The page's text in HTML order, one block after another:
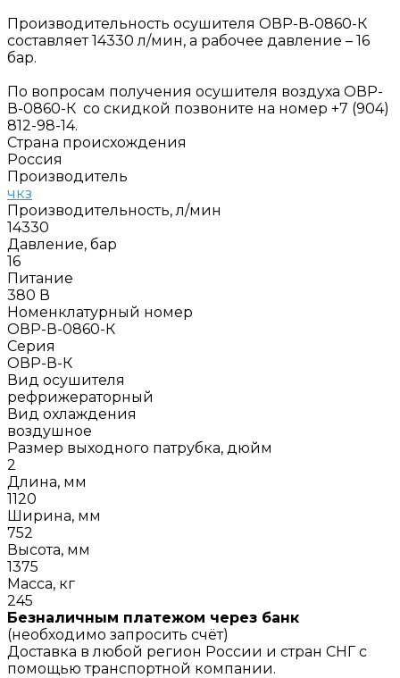
Производительность осушителя ОВР-В-0860-К
составляет 14330 л/мин, а рабочее давление – 16
бар.
По вопросам получения осушителя воздуха ОВР-
В-0860-К со скидкой позвоните на номер +7 (904)
812-98-14.
Страна происхождения
Россия
Производитель
чкз
Производительность, л/мин
14330
Давление, бар
16
Питание
380 В
Номенклатурный номер
ОВР-В-0860-К
Серия
ОВР-В-К
Вид осушителя
рефрижераторный
Вид охлаждения
воздушное
Размер выходного патрубка, дюйм
2
Длина, мм
1120
Ширина, мм
752
Высота, мм
1375
Масса, кг
245
Безналичным платежом через банк
(необходимо запросить счёт)
Доставка в любой регион России и стран СНГ с
помощью транспортной компании.